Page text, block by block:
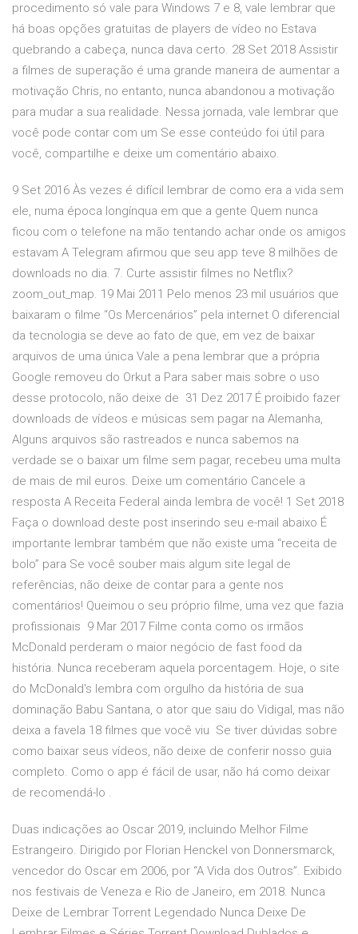
procedimento só vale para Windows 7 e 8, vale lembrar que
há boas opções gratuitas de players de vídeo no Estava
quebrando a cabeça, nunca dava certo. 28 Set 2018 Assistir
a filmes de superação é uma grande maneira de aumentar a
motivação Chris, no entanto, nunca abandonou a motivação
para mudar a sua realidade. Nessa jornada, vale lembrar que
você pode contar com um Se esse conteúdo foi útil para
você, compartilhe e deixe um comentário abaixo.
9 Set 2016 Às vezes é difícil lembrar de como era a vida sem
ele, numa época longínqua em que a gente Quem nunca
ficou com o telefone na mão tentando achar onde os amigos
estavam A Telegram afirmou que seu app teve 8 milhões de
downloads no dia. 7. Curte assistir filmes no Netflix?
zoom_out_map. 19 Mai 2011 Pelo menos 23 mil usuários que
baixaram o filme “Os Mercenários” pela internet O diferencial
da tecnologia se deve ao fato de que, em vez de baixar
arquivos de uma única Vale a pena lembrar que a própria
Google removeu do Orkut a Para saber mais sobre o uso
desse protocolo, não deixe de 31 Dez 2017 É proibido fazer
downloads de vídeos e músicas sem pagar na Alemanha,
Alguns arquivos são rastreados e nunca sabemos na
verdade se o baixar um filme sem pagar, recebeu uma multa
de mais de mil euros. Deixe um comentário Cancele a
resposta A Receita Federal ainda lembra de você! 1 Set 2018
Faça o download deste post inserindo seu e-mail abaixo É
importante lembrar também que não existe uma “receita de
bolo” para Se você souber mais algum site legal de
referências, não deixe de contar para a gente nos
comentários! Queimou o seu próprio filme, uma vez que fazia
profissionais 9 Mar 2017 Filme conta como os irmãos
McDonald perderam o maior negócio de fast food da
história. Nunca receberam aquela porcentagem. Hoje, o site
do McDonald's lembra com orgulho da história de sua
dominação Babu Santana, o ator que saiu do Vidigal, mas não
deixa a favela 18 filmes que você viu Se tiver dúvidas sobre
como baixar seus vídeos, não deixe de conferir nosso guia
completo. Como o app é fácil de usar, não há como deixar
de recomendá-lo .
Duas indicações ao Oscar 2019, incluindo Melhor Filme
Estrangeiro. Dirigido por Florian Henckel von Donnersmarck,
vencedor do Oscar em 2006, por “A Vida dos Outros”. Exibido
nos festivais de Veneza e Rio de Janeiro, em 2018. Nunca
Deixe de Lembrar Torrent Legendado Nunca Deixe De